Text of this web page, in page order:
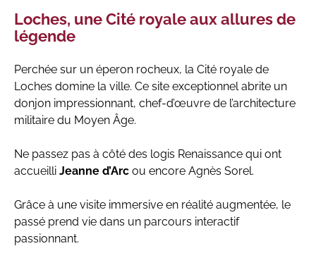
Loches, une Cité royale aux allures de
légende
Perchée sur un éperon rocheux, la Cité royale de
Loches domine la ville. Ce site exceptionnel abrite un
donjon impressionnant, chef-d’œuvre de l’architecture
militaire du Moyen Âge.
Ne passez pas à côté des logis Renaissance qui ont
accueilli Jeanne d’Arc ou encore Agnès Sorel.
Grâce à une visite immersive en réalité augmentée, le
passé prend vie dans un parcours interactif
passionnant.